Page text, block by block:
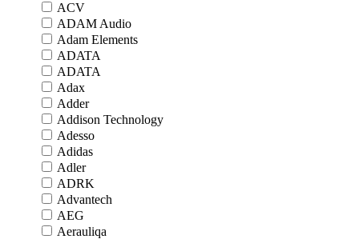
ACV
ADAM Audio
Adam Elements
ADATA
ADATA
Adax
Adder
Addison Technology
Adesso
Adidas
Adler
ADRK
Advantech
AEG
Aerauliqa